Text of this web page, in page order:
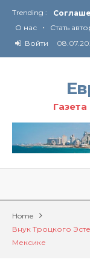
Trending :
О нас • Стать
Войти
Home
Внук Троцкого
Мексике